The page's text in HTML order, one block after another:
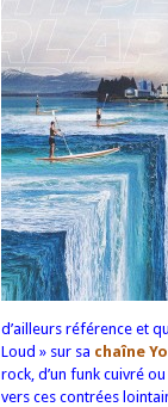
d’ailleurs référence et
Loud » sur sa chaîne
rock, d’un funk cuivré
vers ces contrées